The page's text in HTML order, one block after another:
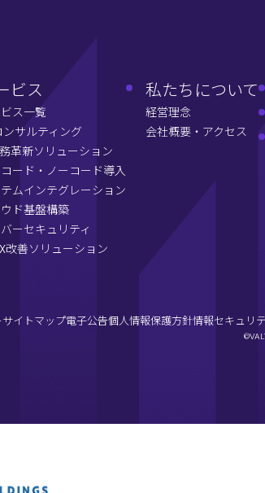
ビス
ス一覧
ンサルティング
革新ソリューション
ード・ノーコード導入
ムインテグレーション
ド基盤構築
ーセキュリティ
改善ソリューション
私たちについて
経営理念
会社概要・アクセス
サイトマップ電子公告個人情報保護方針情報セキュリ